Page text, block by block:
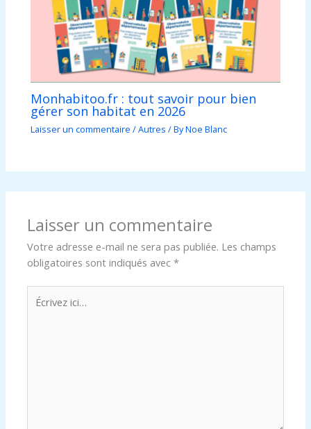
Monhabitoo.fr : tout savoir pour bien
gérer son habitat en 2026
Laisser un commentaire /Autres / ByNoe Blanc
Laisser un commentaire
Votre adresse e-mail ne sera pas publiée. Les champs
obligatoires sont indiqués avec*
ici…